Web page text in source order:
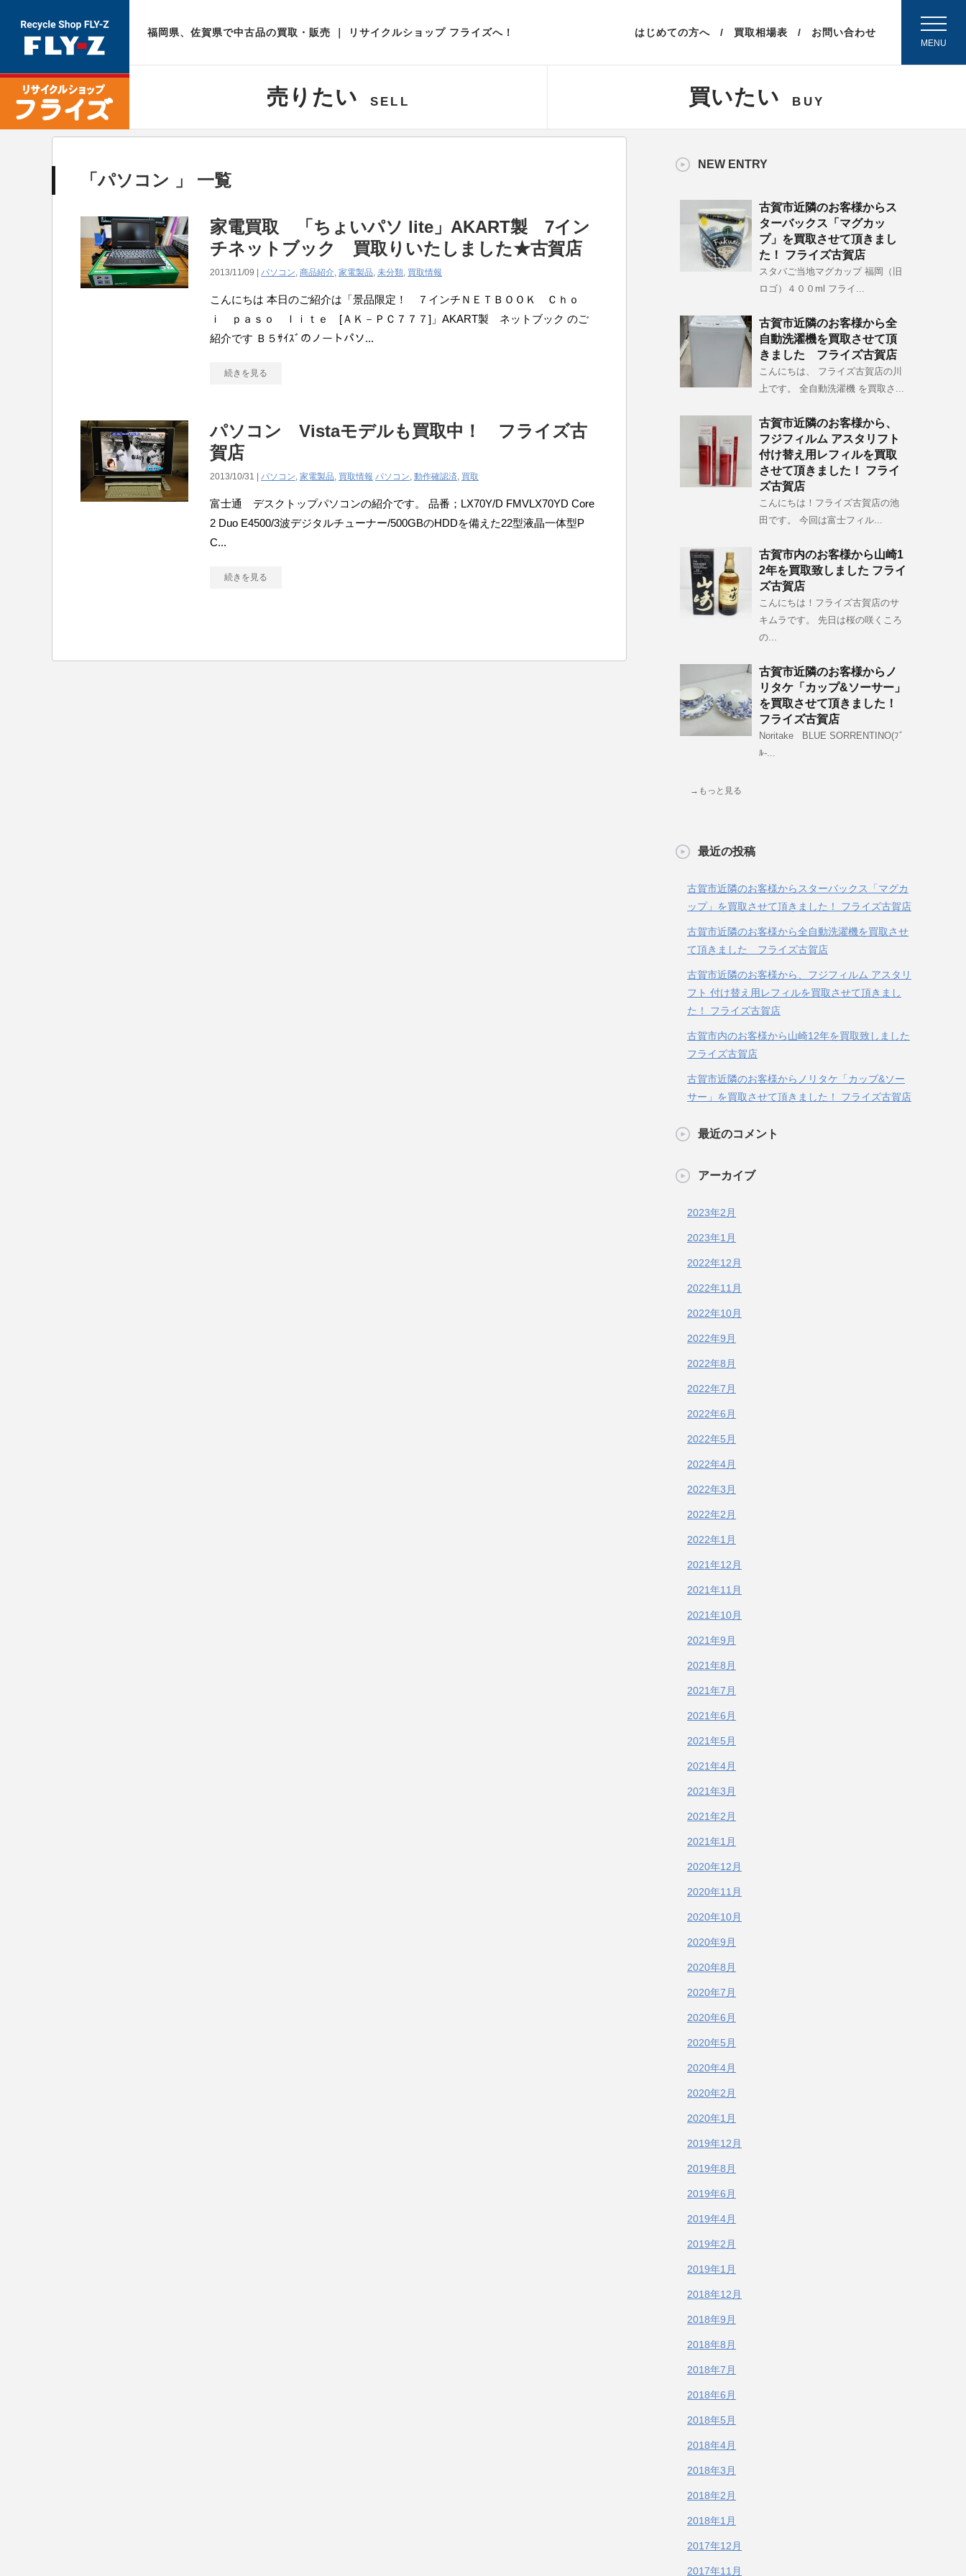
福岡県、佐賀県で中古品の買取・販売 ｜ リサイクルショップ フライズへ！ はじめての方へ 買取相場表 お問い合わせ
MENU
売りたい SELL 買いたい BUY
「パソコン 」 一覧
家電買取 「ちょいパソ lite」AKART製 7イン
チネットブック 買取りいたしました★古賀店
2013/11/09 | パソコン, 商品紹介, 家電製品, 未分類, 買取情報
こんにちは 本日のご紹介は「景品限定！ ７インチＮＥＴＢＯＯＫ Ｃｈｏ
ｉ ｐａｓｏ ｌｉｔｅ [ＡＫ－ＰＣ７７７]」AKART製 ネットブック のご
紹介です Ｂ５ｻｲｽﾞのノートパソ...
続きを見る
パソコン Vistaモデルも買取中！ フライズ古
賀店
2013/10/31 | パソコン, 家電製品, 買取情報 パソコン, 動作確認済, 買取
富士通 デスクトップパソコンの紹介です。 品番；LX70Y/D FMVLX70YD Core
2 Duo E4500/3波デジタルチューナー/500GBのHDDを備えた22型液晶一体型P
C...
続きを見る
NEW ENTRY
古賀市近隣のお客様からス
ターバックス「マグカッ
プ」を買取させて頂きまし
た！ フライズ古賀店
スタバご当地マグカップ 福岡（旧
ロゴ）４００ml フライ...
古賀市近隣のお客様から全
自動洗濯機を買取させて頂
きました フライズ古賀店
こんにちは、 フライズ古賀店の川
上です。 全自動洗濯機 を買取さ...
古賀市近隣のお客様から、
フジフィルム アスタリフト
付け替え用レフィルを買取
させて頂きました！ フライ
ズ古賀店
こんにちは！フライズ古賀店の池
田です。 今回は富士フィル...
古賀市内のお客様から山崎1
2年を買取致しました フライ
ズ古賀店
こんにちは！フライズ古賀店のサ
キムラです。 先日は桜の咲くころ
の...
古賀市近隣のお客様からノ
リタケ「カップ&ソーサー」
を買取させて頂きました！
フライズ古賀店
Noritake BLUE SORRENTINO(ﾌﾞ
ﾙ-...
→もっと見る
最近の投稿
古賀市近隣のお客様からスターバックス「マグカ
ップ」を買取させて頂きました！ フライズ古賀店
古賀市近隣のお客様から全自動洗濯機を買取させ
て頂きました フライズ古賀店
古賀市近隣のお客様から、フジフィルム アスタリ
フト 付け替え用レフィルを買取させて頂きまし
た！ フライズ古賀店
古賀市内のお客様から山崎12年を買取致しました
フライズ古賀店
古賀市近隣のお客様からノリタケ「カップ&ソー
サー」を買取させて頂きました！ フライズ古賀店
最近のコメント
アーカイブ
2023年2月
2023年1月
2022年12月
2022年11月
2022年10月
2022年9月
2022年8月
2022年7月
2022年6月
2022年5月
2022年4月
2022年3月
2022年2月
2022年1月
2021年12月
2021年11月
2021年10月
2021年9月
2021年8月
2021年7月
2021年6月
2021年5月
2021年4月
2021年3月
2021年2月
2021年1月
2020年12月
2020年11月
2020年10月
2020年9月
2020年8月
2020年7月
2020年6月
2020年5月
2020年4月
2020年2月
2020年1月
2019年12月
2019年8月
2019年6月
2019年4月
2019年2月
2019年1月
2018年12月
2018年9月
2018年8月
2018年7月
2018年6月
2018年5月
2018年4月
2018年3月
2018年2月
2018年1月
2017年12月
2017年11月